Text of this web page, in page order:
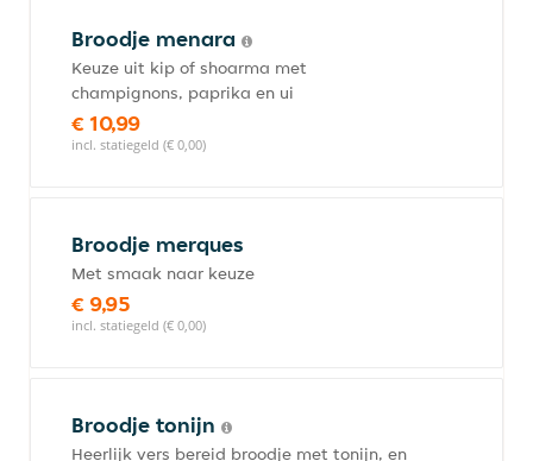
Broodje menara
Keuze uit kip of shoarma met
champignons, paprika en ui
€ 10,99
incl. statiegeld (€ 0,00)
Broodje merques
Met smaak naar keuze
€ 9,95
incl. statiegeld (€ 0,00)
Broodje tonijn
Heerlijk vers bereid broodje met tonijn, en